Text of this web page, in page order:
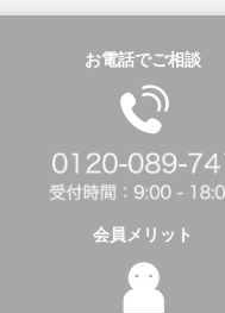
お電話でご相談
会員メリット